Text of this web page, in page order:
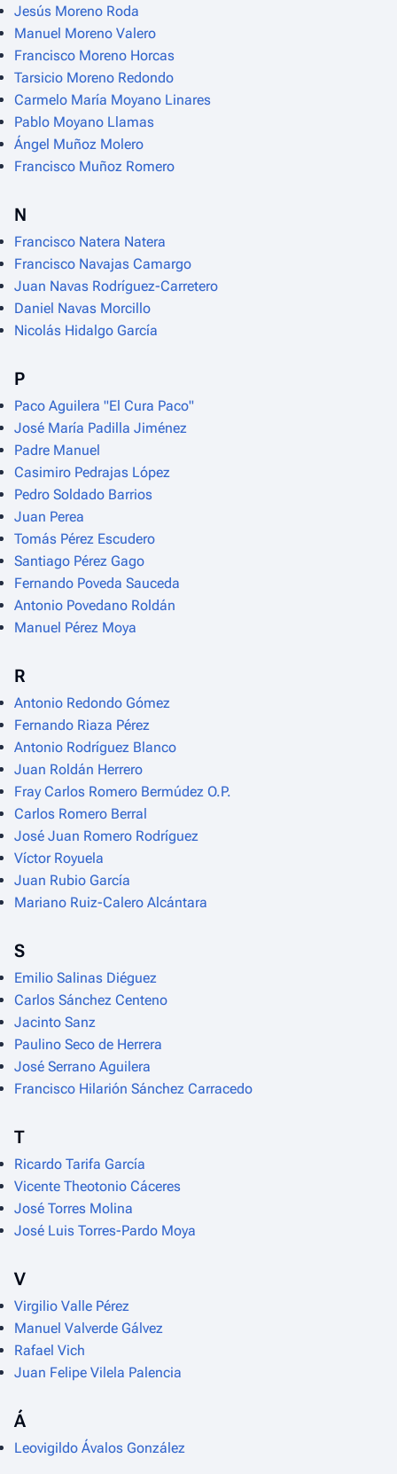
Jesús Moreno Roda
Manuel Moreno Valero
Francisco Moreno Horcas
Tarsicio Moreno Redondo
Carmelo María Moyano Linares
Pablo Moyano Llamas
Ángel Muñoz Molero
Francisco Muñoz Romero
N
Francisco Natera Natera
Francisco Navajas Camargo
Juan Navas Rodríguez-Carretero
Daniel Navas Morcillo
Nicolás Hidalgo García
P
Paco Aguilera "El Cura Paco"
José María Padilla Jiménez
Padre Manuel
Casimiro Pedrajas López
Pedro Soldado Barrios
Juan Perea
Tomás Pérez Escudero
Santiago Pérez Gago
Fernando Poveda Sauceda
Antonio Povedano Roldán
Manuel Pérez Moya
R
Antonio Redondo Gómez
Fernando Riaza Pérez
Antonio Rodríguez Blanco
Juan Roldán Herrero
Fray Carlos Romero Bermúdez O.P.
Carlos Romero Berral
José Juan Romero Rodríguez
Víctor Royuela
Juan Rubio García
Mariano Ruiz-Calero Alcántara
S
Emilio Salinas Diéguez
Carlos Sánchez Centeno
Jacinto Sanz
Paulino Seco de Herrera
José Serrano Aguilera
Francisco Hilarión Sánchez Carracedo
T
Ricardo Tarifa García
Vicente Theotonio Cáceres
José Torres Molina
José Luis Torres-Pardo Moya
V
Virgilio Valle Pérez
Manuel Valverde Gálvez
Rafael Vich
Juan Felipe Vilela Palencia
Á
Leovigildo Ávalos González